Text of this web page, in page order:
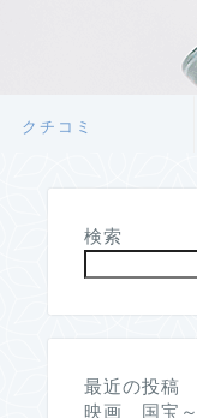
クチコミ
検索
最近の投稿
映画 国宝～